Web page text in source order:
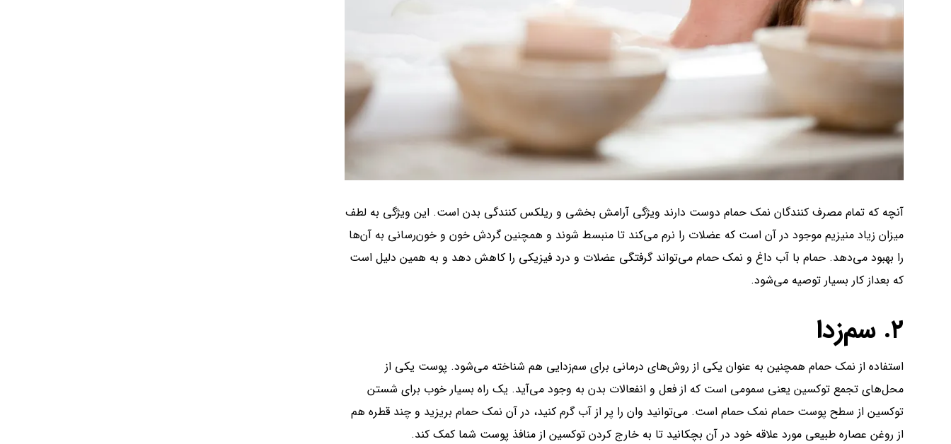
آنچه که تمام مصرف کنندگان نمک حمام دوست دارند ویژگی آرامش بخشی و ریلکس کنندگی بدن است. این ویژگی به لطف
میزان زیاد منیزیم موجود در آن است که عضلات را نرم می‌کند تا منبسط شوند و همچنین گردش خون و خون‌رسانی به آن‌ها
را بهبود می‌دهد. حمام با آب داغ و نمک حمام می‌تواند گرفتگی عضلات و درد فیزیکی را کاهش دهد و به همین دلیل است
که بعداز کار بسیار توصیه می‌شود.
۲. سم‌زدا
استفاده از نمک حمام همچنین به عنوان یکی از روش‌های درمانی برای سم‌زدایی هم شناخته می‌شود. پوست یکی از
محل‌های تجمع توکسین یعنی سمومی است که از فعل و انفعالات‌ بدن به وجود می‌آید. یک راه بسیار خوب برای شستن
توکسین از سطح پوست حمام نمک حمام است. می‌توانید وان را پر از آب گرم کنید، در آن نمک حمام بریزید و چند قطره هم
از روغن عصاره طبیعی مورد علاقه خود در آن بچکانید تا به خارج کردن توکسین از منافذ پوست شما کمک کند.